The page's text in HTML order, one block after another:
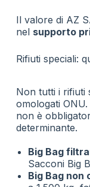
Il valore di AZ
nel supporto
Rifiuti speciali:
Non tutti i rifiuti
omologati
non è
determinante.
Big Bag
Sacconi Big
Big Bag non